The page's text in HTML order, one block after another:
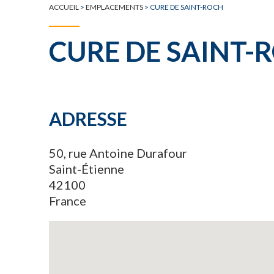
ACCUEIL > EMPLACEMENTS > CURE DE SAINT-ROCH
CURE DE SAINT-
ADRESSE
50, rue Antoine Durafour
Saint-Étienne
42100
France